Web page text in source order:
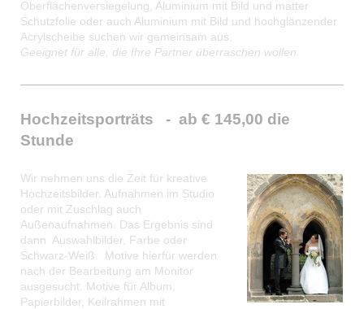
Oberflächenversiegelung, Aluminium mit Bild und matter
Schutzfolie oder auch Aluminium mit Bild und hochglänzender
Acrylscheibe suchen wir gemeinsam aus.
Geeignet für alle, die Ihre Partner überraschen wollen.
Hochzeitsporträts - ab € 145,00 die
Stunde
Wir nehmen uns die Zeit für kreative
Hochzeitsbilder. Aufnahmen im Studio
oder mit Zuschlag auch
Außenaufnahmen. Das Ergebnis sind
dann Auswahlbilder, Farbe oder
Schwarz-Weiß. Motive hierfür werden
nach der Bearbeitung am Monitor
ausgesucht. Motive für Album,
Papierbilder, Keilrahmen mit